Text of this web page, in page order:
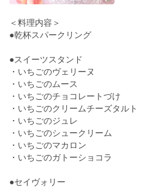
＜料理内容＞
●乾杯スパークリング
●スイーツスタンド
・いちごのヴェリー
・いちごのムース
・いちごのチョコレートづけ
・いちごのクリームチーズタルト
・いちごのジュレ
・いちごのシュークリーム
・いちごのマカロン
・いちごのガトーショコラ
●セイヴォリー